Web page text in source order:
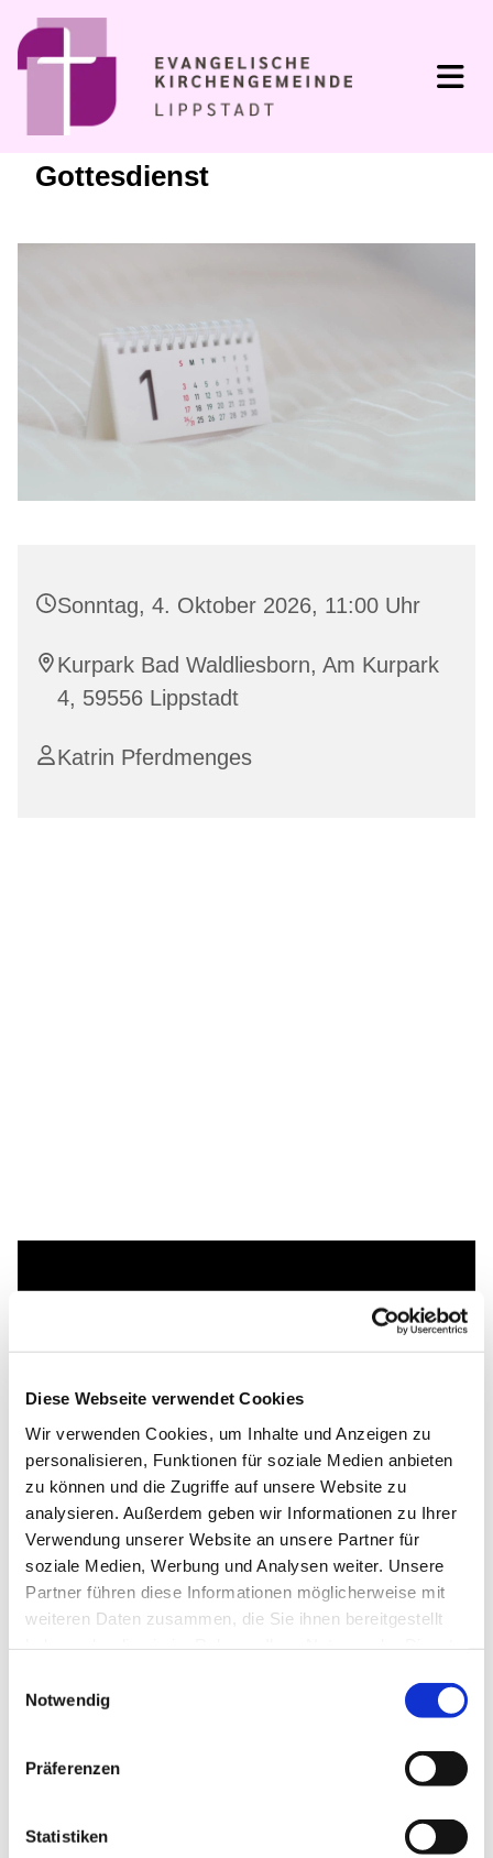
Diese Webseite verwendet Cookies
Wir verwenden Cookies, um Inhalte und Anzeigen zu
personalisieren, Funktionen für soziale Medien anbieten
zu können und die Zugriffe auf unsere Website zu
analysieren. Außerdem geben wir Informationen zu Ihrer
Verwendung unserer Website an unsere Partner für
soziale Medien, Werbung und Analysen weiter. Unsere
Partner führen diese Informationen möglicherweise mit
weiteren Daten zusammen, die Sie ihnen bereitgestellt
Notwendig
Präferenzen
Statistiken
Gottesdienst
Sonntag, 4. Oktober 2026, 11:00 Uhr
Kurpark Bad Waldliesborn, Am Kurpark
4, 59556 Lippstadt
Katrin Pferdmenges
Dies könnte Sie auch
interessieren